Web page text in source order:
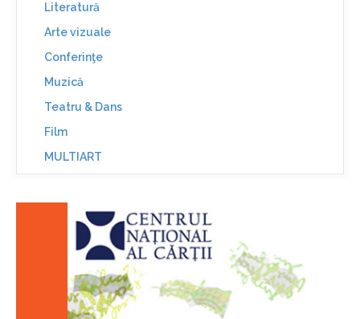
Literatură
Arte vizuale
Conferinţe
Muzică
Teatru & Dans
Film
MULTIART